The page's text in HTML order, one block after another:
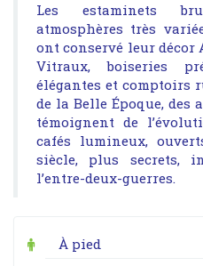
Les estaminets
atmosphères très
ont conservé leur décor
Vitraux, boiseries
élégantes et comptoirs
de la Belle Époque, des
témoignent de
cafés lumineux,
siècle, plus secrets,
l’entre-deux-guerres.
À pied